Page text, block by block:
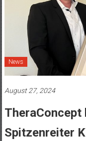
News
August 27, 2024
TheraConcept
Spitzenreiter